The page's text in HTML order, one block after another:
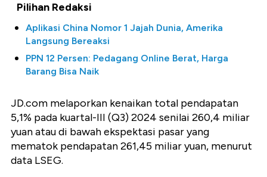
Pilihan Redaksi
Aplikasi China Nomor 1 Jajah Dunia, Amerika
Langsung Bereaksi
PPN 12 Persen: Pedagang Online Berat, Harga
Barang Bisa Naik
JD.com melaporkan kenaikan total pendapatan
5,1% pada kuartal-III (Q3) 2024 senilai 260,4 miliar
yuan atau di bawah ekspektasi pasar yang
mematok pendapatan 261,45 miliar yuan, menurut
data LSEG.